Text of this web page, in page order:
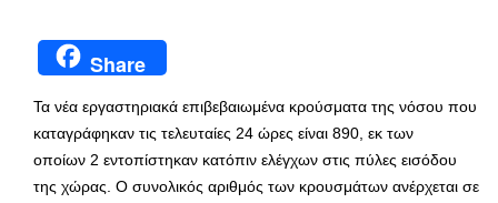
Share
Τα νέα εργαστηριακά επιβεβαιωμένα κρούσματα της νόσου που
καταγράφηκαν τις τελευταίες 24 ώρες είναι 890, εκ των
οποίων 2 εντοπίστηκαν κατόπιν ελέγχων στις πύλες εισόδου
της χώρας. Ο συνολικός αριθμός των κρουσμάτων ανέρχεται σε